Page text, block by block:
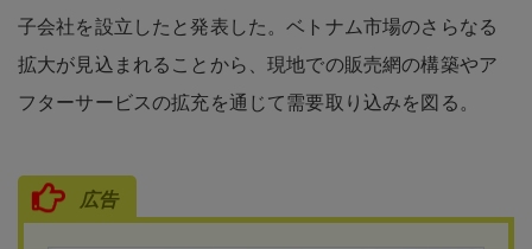
子会社を設立したと発表した。ベトナム市場のさらなる
拡大が見込まれることから、現地での販売網の構築やア
フターサービスの拡充を通じて需要取り込みを図る。
広告